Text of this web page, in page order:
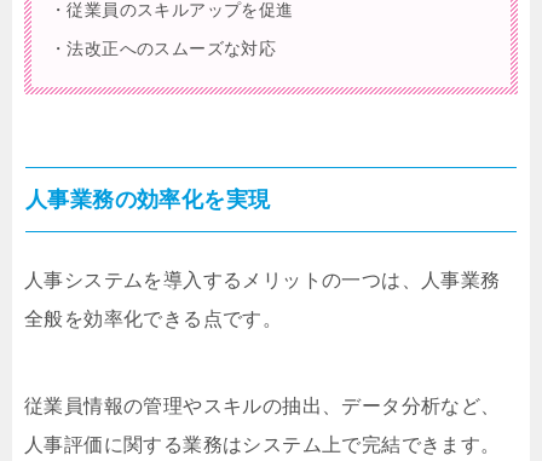
・従業員のスキルアップを促進
・法改正へのスムーズな対応
人事業務の効率化を実現
人事システムを導入するメリットの一つは、人事業務
全般を効率化できる点です。
従業員情報の管理やスキルの抽出、データ分析など、
人事評価に関する業務はシステム上で完結できます。